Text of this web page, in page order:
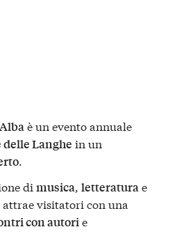
Albaè un evento annuale
Langhe in un
.
di musica, letteraturae
visitatori con una
con autorie